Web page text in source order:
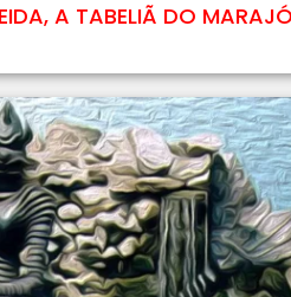
A TABELIÃ DO